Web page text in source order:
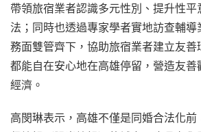
帶領旅宿業者認識多元性別、提升性平
法；同時也透過專家學者實地訪查輔
務面雙管齊下，協助旅宿業者建立友善
都能自在安心地在高雄停留，營造友
經濟。
高閔琳表示，高雄不僅是同婚合法化